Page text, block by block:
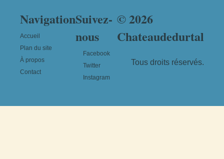
Navigation
Accueil
Plan du site
À propos
Contact
Suivez-
nous
Facebook
Twitter
Instagram
© 2026
Chateaudedurtal
Tous droits réservés.